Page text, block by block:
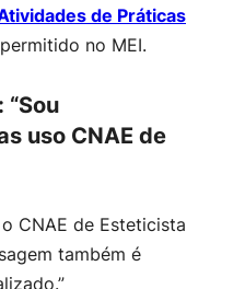
de Práticas
no MEI.
“Sou
uso CNAE de
CNAE de Esteticista
também é